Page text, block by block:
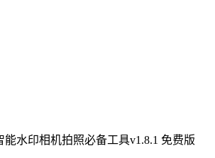
能水印相机拍照必备工具v1.8.1 免费版